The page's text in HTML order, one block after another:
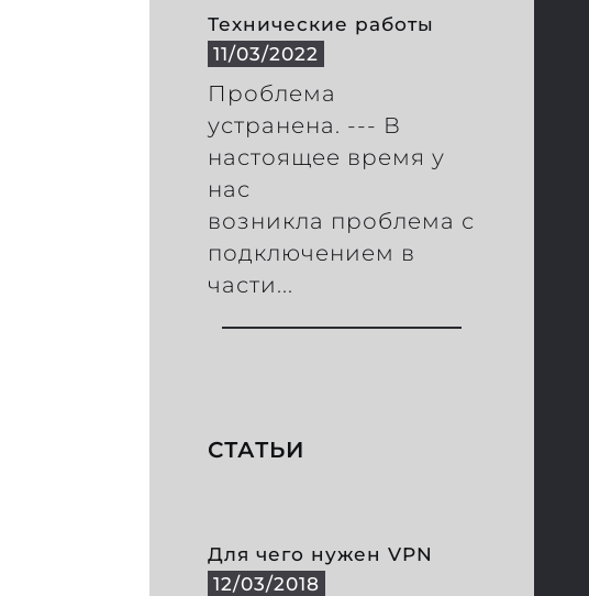
Технические работы
11/03/2022
Проблема
устранена. --- В
настоящее время у
нас
возникла проблема с
подключением в
части...
СТАТЬИ
Для чего нужен VPN
12/03/2018